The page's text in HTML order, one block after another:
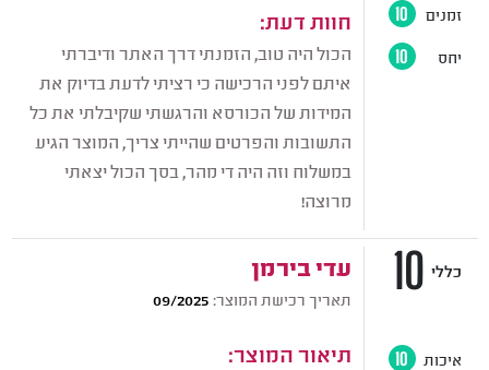
חוות דעת:
הכול היה טוב, הזמנתי דרך האתר ודיברתי
איתם לפני הרכישה כי רציתי לדעת בדיוק את
המידות של הכורסא והרגשתי שקיבלתי את כל
התשובות והפרטים שהייתי צריך, המוצר הגיע
במשלוח וזה היה די מהר, בסך הכול יצאתי
מרוצה!
זמנים 10
יחס 10
עדי בירמן
תאריך רכישת המוצר: 09/2025
תיאור המוצר:
10 כללי
איכות 10